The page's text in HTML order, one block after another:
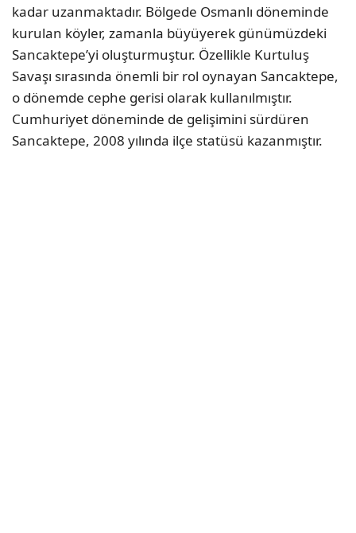
kadar uzanmaktadır. Bölgede Osmanlı döneminde
kurulan köyler, zamanla büyüyerek günümüzdeki
Sancaktepe’yi oluşturmuştur. Özellikle Kurtuluş
Savaşı sırasında önemli bir rol oynayan Sancaktepe,
o dönemde cephe gerisi olarak kullanılmıştır.
Cumhuriyet döneminde de gelişimini sürdüren
Sancaktepe, 2008 yılında ilçe statüsü kazanmıştır.